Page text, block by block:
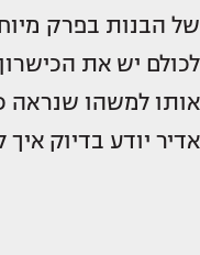
של הבנות בפרק
לכולם יש את
אותו למשהו שנראה
אדיר יודע בדיוק